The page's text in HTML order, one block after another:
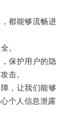
都能够流畅进
。
保护用户的隐
击。
，让我们能够
个人信息泄露